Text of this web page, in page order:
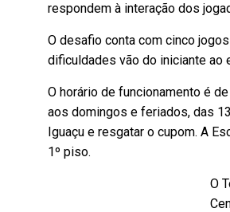
respondem à interação dos
O desafio conta com cinco
dificuldades vão do iniciante ao
O horário de funcionamento é
aos domingos e feriados, das
Iguaçu e resgatar o cupom. A
1º piso.
O